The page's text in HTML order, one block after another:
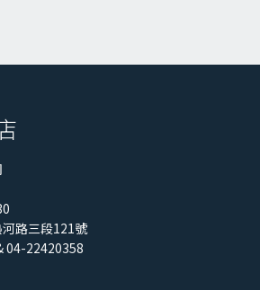
路三段121號
04-22420358